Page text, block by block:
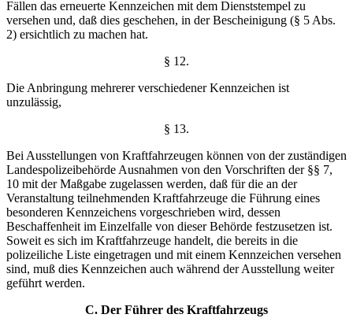
Fällen das erneuerte Kennzeichen mit dem Dienststempel zu
versehen und, daß dies geschehen, in der Bescheinigung (§ 5 Abs.
2) ersichtlich zu machen hat.
§ 12.
Die Anbringung mehrerer verschiedener Kennzeichen ist
unzulässig,
§ 13.
Bei Ausstellungen von Kraftfahrzeugen können von der zuständigen
Landespolizeibehörde Ausnahmen von den Vorschriften der §§ 7,
10 mit der Maßgabe zugelassen werden, daß für die an der
Veranstaltung teilnehmenden Kraftfahrzeuge die Führung eines
besonderen Kennzeichens vorgeschrieben wird, dessen
Beschaffenheit im Einzelfalle von dieser Behörde festzusetzen ist.
Soweit es sich im Kraftfahrzeuge handelt, die bereits in die
polizeiliche Liste eingetragen und mit einem Kennzeichen versehen
sind, muß dies Kennzeichen auch während der Ausstellung weiter
geführt werden.
C. Der Führer des Kraftfahrzeugs